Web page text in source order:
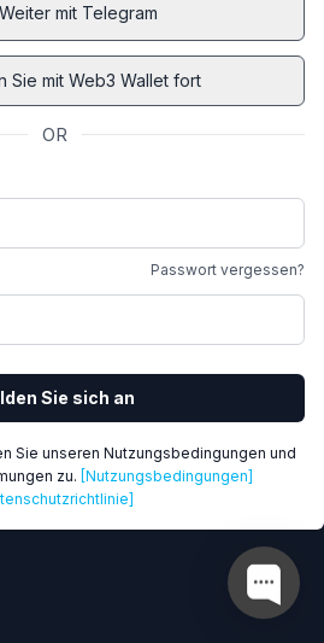
Weiter mit Telegram
Sie mit Web3 Wallet fort
OR
Passwort vergessen?
Sie sich an
Sie unseren Nutzungsbedingungen und
zu. [Nutzungsbedingungen]